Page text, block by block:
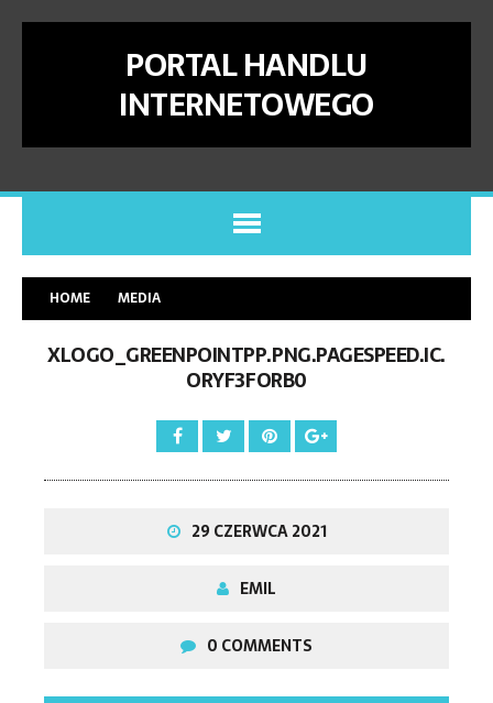
PORTAL HANDLU
INTERNETOWEGO
HOME MEDIA
XLOGO_GREENPOINTPP.PNG.PAGESPEED.IC.
ORYF3FORB0
29 CZERWCA 2021
EMIL
0 COMMENTS